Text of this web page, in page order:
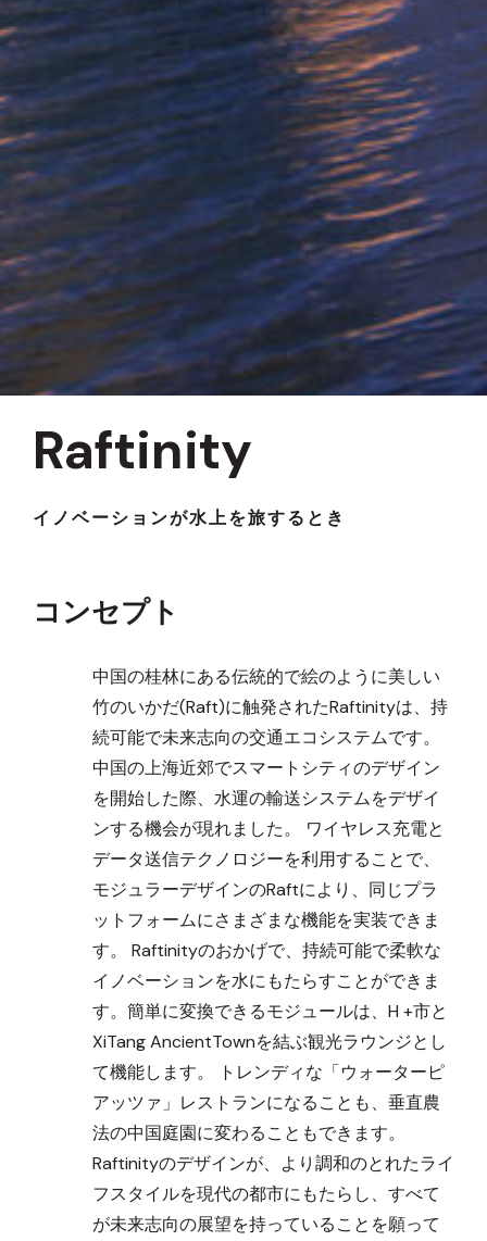
Raftinity
イノベーションが水上を旅するとき
コンセプト
中国の桂林にある伝統的で絵のように美しい
竹のいかだ(Raft)に触発されたRaftinityは、持
続可能で未来志向の交通エコシステムです。
中国の上海近郊でスマートシティのデザイン
を開始した際、水運の輸送システムをデザイ
ンする機会が現れました。 ワイヤレス充電と
データ送信テクノロジーを利用することで、
モジュラーデザインのRaftにより、同じプラ
ットフォームにさまざまな機能を実装できま
す。 Raftinityのおかげで、持続可能で柔軟な
イノベーションを水にもたらすことができま
す。簡単に変換できるモジュールは、H +市と
XiTang AncientTownを結ぶ観光ラウンジとし
て機能します。 トレンディな「ウォーターピ
アッツァ」レストランになることも、垂直農
法の中国庭園に変わることもできます。
Raftinityのデザインが、より調和のとれたライ
フスタイルを現代の都市にもたらし、すべて
が未来志向の展望を持っていることを願って